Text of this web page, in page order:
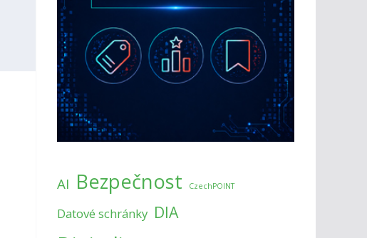
AI Bezpečnost CzechPOINT
Datové schránky DIA